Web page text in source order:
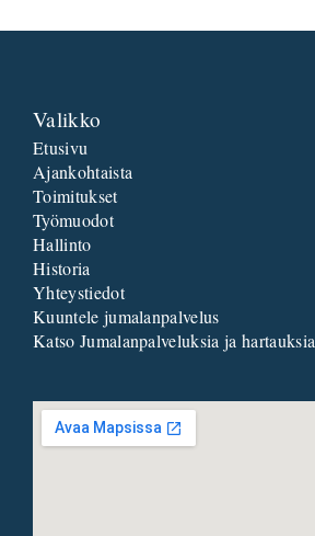
Valikko
Etusivu
Ajankohtaista
Toimitukset
Työmuodot
Hallinto
Historia
Yhteystiedot
Kuuntele jumalanpalvelus
Katso Jumalanpalveluksia ja hartauksia